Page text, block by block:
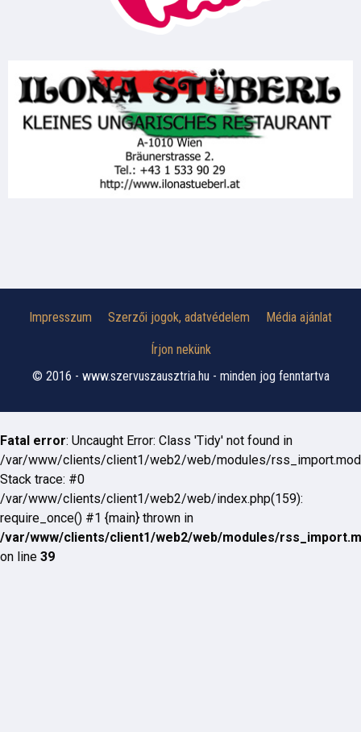
Impresszum Szerzői jogok, adatvédelem Média ajánlat
Írjon nekünk
© 2016 - www.szervuszausztria.hu - minden jog fenntartva
Fatal error: Uncaught Error: Class 'Tidy' not found in
/var/www/clients/client1/web2/web/modules/
Stack trace: #0
/var/www/clients/client1/web2/web/index.php(159):
require_once() #1 {main} thrown in
/var/www/clients/client1/web2/web/modules/
on line 39